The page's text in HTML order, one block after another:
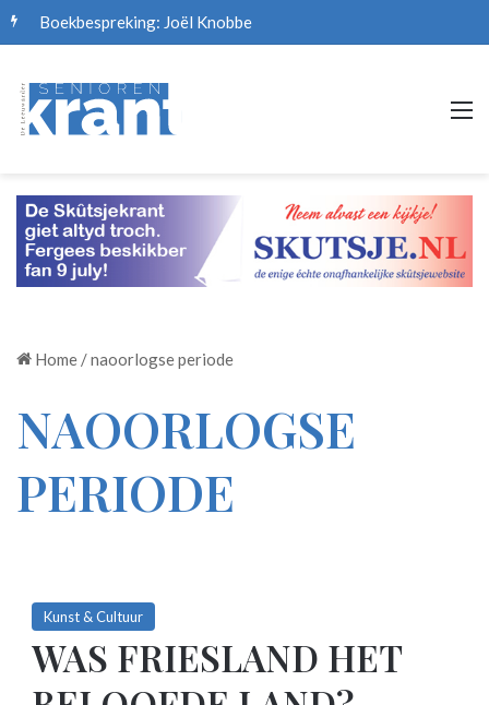
Boekbespreking: Joël Knobbe
Home /naoorlogse periode
NAOORLOGSE
PERIODE
Kunst & Cultuur
WAS FRIESLAND HET